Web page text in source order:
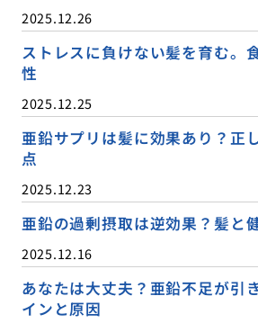
2025.12.26
ストレスに負けない髪を育む。
性
2025.12.25
亜鉛サプリは髪に効果あり？正
点
2025.12.23
亜鉛の過剰摂取は逆効果？髪と
2025.12.16
あなたは大丈夫？亜鉛不足が引
インと原因